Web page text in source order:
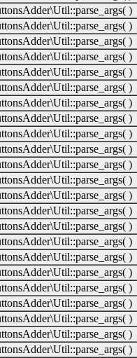
)
)
)
)
)
)
)
)
)
)
)
)
)
)
)
)
)
)
)
)
)
)
)